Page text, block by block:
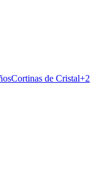
Cortinas de Cristal+2